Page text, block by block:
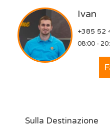
Ivan
+385 52
08:00 -
Sulla Destinazione